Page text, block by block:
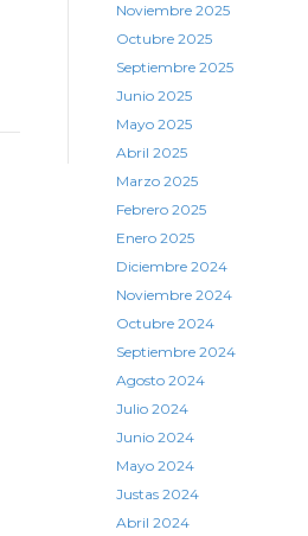
Noviembre 2025
Octubre 2025
Septiembre 2025
Junio 2025
Mayo 2025
Abril 2025
Marzo 2025
Febrero 2025
Enero 2025
Diciembre 2024
Noviembre 2024
Octubre 2024
Septiembre 2024
Agosto 2024
Julio 2024
Junio 2024
Mayo 2024
Justas 2024
Abril 2024